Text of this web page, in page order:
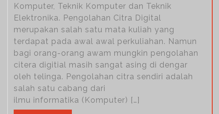
Komputer, Teknik Komputer dan Teknik
Elektronika. Pengolahan Citra Digital
merupakan salah satu mata kuliah yang
terdapat pada awal awal perkuliahan. Namun
bagi orang-orang awam mungkin pengolahan
citera digitial masih sangat asing di dengar
oleh telinga. Pengolahan citra sendiri adalah
salah satu cabang dari
ilmu informatika (Komputer) […]